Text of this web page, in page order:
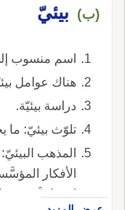
والإقليميّة فيها.
(ب) بيئيّ
اسم منسوب
هناك عوامل
دراسة بيئيّة.
تلوّث بيئيّ: ما
المذهب
الأفكار
اجتماعيَّة تدعو